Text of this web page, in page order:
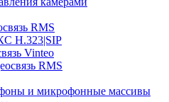
RMS
H.323|SIP
Vinteo
RMS
и микрофонные массивы